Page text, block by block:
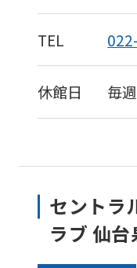
TEL
休館日 毎
セントラ
ラブ 仙